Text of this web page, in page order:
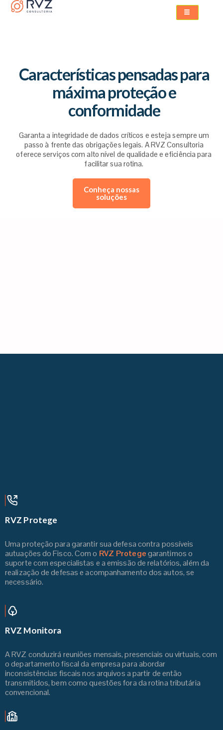
Características pensadas para
máxima proteção e
conformidade
Garanta a integridade de dados críticos e esteja sempre um
passo à frente das obrigações legais. A RVZ Consultoria
oferece serviços com alto nível de qualidade e eficiência para
facilitar sua rotina.
Conheça nossas
soluções
RVZ Protege
Uma proteção para garantir sua defesa contra possíveis
autuações do Fisco. Com o RVZ Protegegarantimos o
suporte com especialistas e a emissão de relatórios, além da
realização de defesas e acompanhamento dos autos, se
necessário.
RVZ Monitora
A RVZ conduzirá reuniões mensais, presenciais ou virtuais, com
o departamento fiscal da empresa para abordar
inconsistências fiscais nos arquivos a partir de então
transmitidos, bem como questões fora da rotina tributária
convencional.